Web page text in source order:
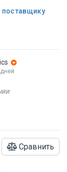
Сравнить